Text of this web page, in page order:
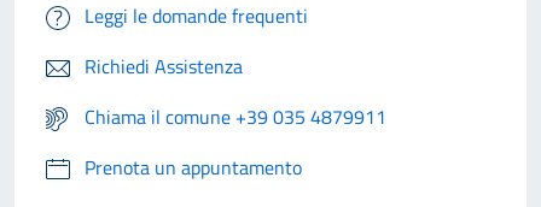
Leggi le domande frequenti
Richiedi Assistenza
Chiama il comune +39 035 4879911
Prenota un appuntamento